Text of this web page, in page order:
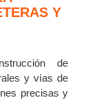
Y
de
y vías de
precisas y